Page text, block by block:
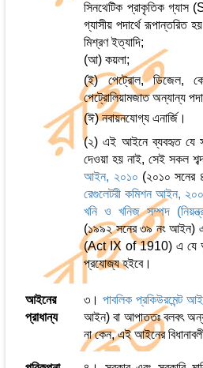
সিনথেটিক প্রাকৃতিক গ্যাস
গ্যাসীয় পদার্থে রূপান্তরিত
মিশ্রণ ইত্যাদি;
(আ) কয়লা;
(ই) পেট্রোল, ডিজেল,
পেট্রোলিয়ামজাত অন্যান্য
(ঈ) নবায়নযোগ্য এনার্জি।
(২) এই আইনে ব্যবহৃত যে
দেওয়া হয় নাই, সেই সকল
আইন, ২০১০ (২০১০ সনের
রেগুলেটরী কমিশন আইন,
খনি ও খনিজ সম্পদ
(১৯৯২ সনের ৩৯ নং আইন)
(Act IX of 1910) এ যে
প্রযোজ্য হইবে।
আইনের
প্রাধান্য
৩।পাবলিক প্রকিউরমেন্ট
আইন) বা আপাততঃ বলবৎ
না কেন, এই আইনের